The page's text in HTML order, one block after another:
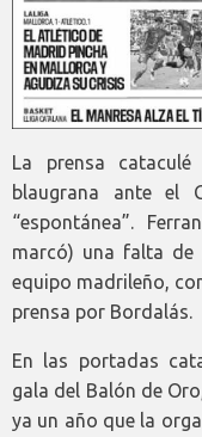
La prensa
blaugrana ante el
“espontánea”.
marcó) una falta de
equipo madrileño,
prensa por Bordalás.
En las portadas
gala del Balón de
ya un año que la